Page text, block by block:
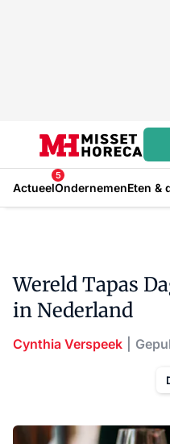
Actueel
5
OndernemenEten &
Wereld Tapas
in Nederland
Cynthia Verspeek